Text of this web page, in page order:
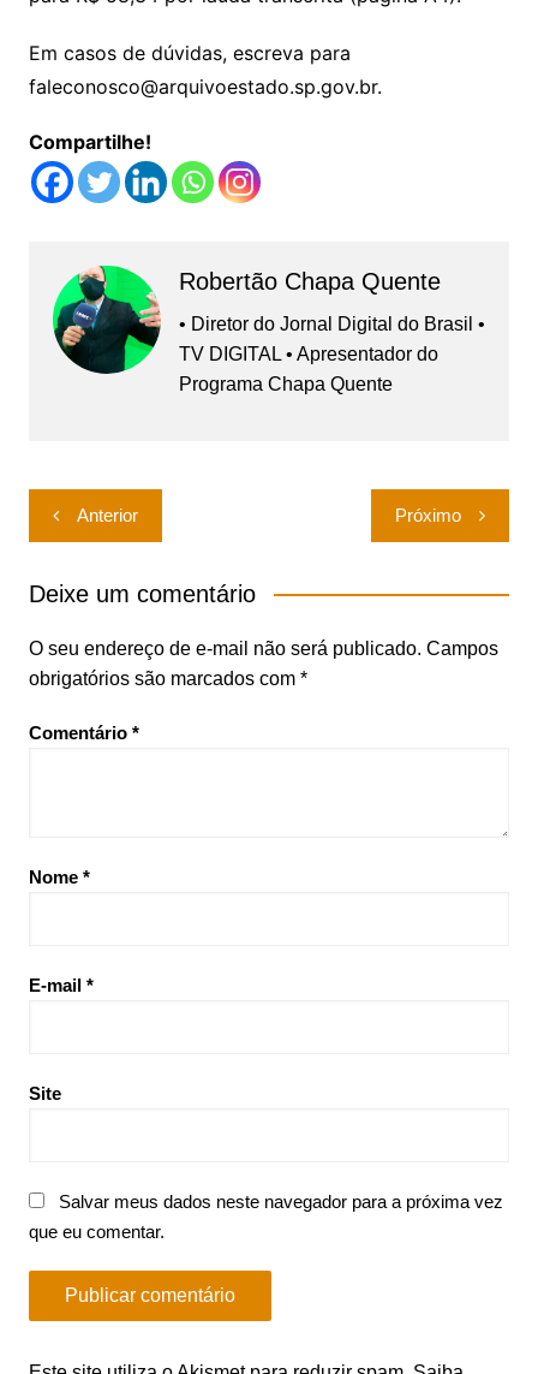
Em casos de dúvidas, escreva para
faleconosco@arquivoestado.sp.gov.br.
Compartilhe!
Robertão Chapa Quente
• Diretor do Jornal Digital do Brasil •
TV DIGITAL • Apresentador do
Programa Chapa Quente
Navegação
de
Post
Anterior Próximo
Deixe um comentário
O seu endereço de e-mail não será publicado. Campos
obrigatórios são marcados com *
Comentário *
Nome *
E-mail *
Site
Salvar meus dados neste navegador para a próxima vez
que eu comentar.